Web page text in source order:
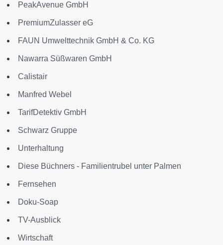
PeakAvenue GmbH
PremiumZulasser eG
FAUN Umwelttechnik GmbH & Co. KG
Nawarra Süßwaren GmbH
Calistair
Manfred Webel
TarifDetektiv GmbH
Schwarz Gruppe
Unterhaltung
Diese Büchners - Familientrubel unter Palmen
Fernsehen
Doku-Soap
TV-Ausblick
Wirtschaft